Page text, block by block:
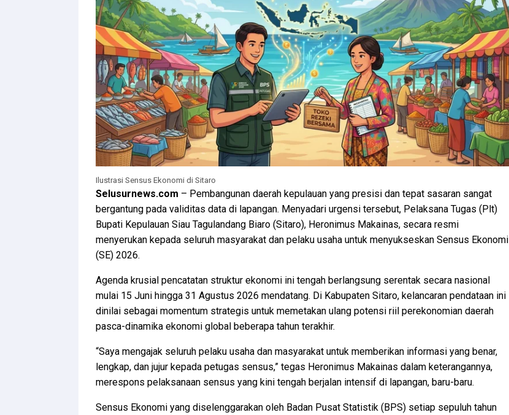
Ilustrasi Sensus Ekonomi di Sitaro
Selusurnews.com – Pembangunan daerah kepulauan yang presisi dan tepat sasaran sangat
bergantung pada validitas data di lapangan. Menyadari urgensi tersebut, Pelaksana Tugas (Plt)
Bupati Kepulauan Siau Tagulandang Biaro (Sitaro), Heronimus Makainas, secara resmi
menyerukan kepada seluruh masyarakat dan pelaku usaha untuk menyukseskan Sensus Ekonomi
(SE) 2026.
Agenda krusial pencatatan struktur ekonomi ini tengah berlangsung serentak secara nasional
mulai 15 Juni hingga 31 Agustus 2026 mendatang. Di Kabupaten Sitaro, kelancaran pendataan ini
dinilai sebagai momentum strategis untuk memetakan ulang potensi riil perekonomian daerah
pasca-dinamika ekonomi global beberapa tahun terakhir.
“Saya mengajak seluruh pelaku usaha dan masyarakat untuk memberikan informasi yang benar,
lengkap, dan jujur kepada petugas sensus,” tegas Heronimus Makainas dalam keterangannya,
merespons pelaksanaan sensus yang kini tengah berjalan intensif di lapangan, baru-baru.
Sensus Ekonomi yang diselenggarakan oleh Badan Pusat Statistik (BPS) setiap sepuluh tahun